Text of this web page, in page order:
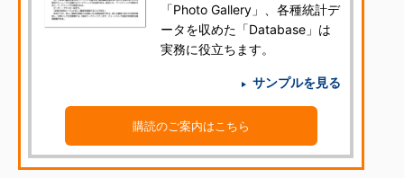
「Photo Gallery」、各種統計デ
ータを収めた「Database」は
実務に役立ちます。
サンプルを見る
購読のご案内はこちら